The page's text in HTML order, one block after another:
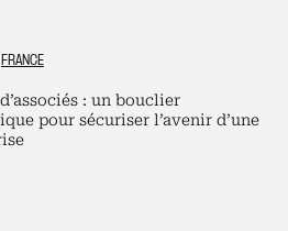
FRANCE
: un bouclier
pour sécuriser l’avenir d’une